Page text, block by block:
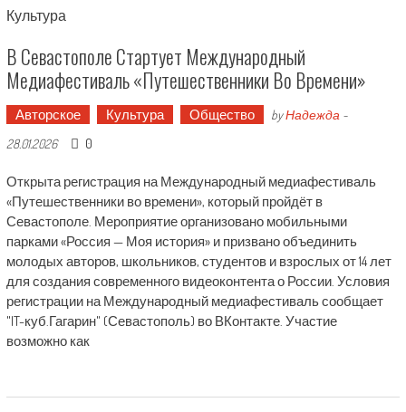
Культура
В Севастополе Стартует Международный
Медиафестиваль «Путешественники Во Времени»
Авторское Культура Общество byНадежда -
28.01.2026
0
Открыта регистрация на Международный медиафестиваль
«Путешественники во времени», который пройдёт в
Севастополе. Мероприятие организовано мобильными
парками «Россия — Моя история» и призвано объединить
молодых авторов, школьников, студентов и взрослых от 14 лет
для создания современного видеоконтента о России. Условия
регистрации на Международный медиафестиваль сообщает
"IT-куб.Гагарин" (Севастополь) во ВКонтакте. Участие
возможно как